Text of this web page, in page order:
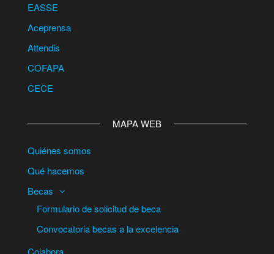
EASSE
Aceprensa
Attendis
COFAPA
CECE
MAPA WEB
Quiénes somos
Qué hacemos
Becas
Formulario de solicitud de beca
Convocatoria becas a la excelencia